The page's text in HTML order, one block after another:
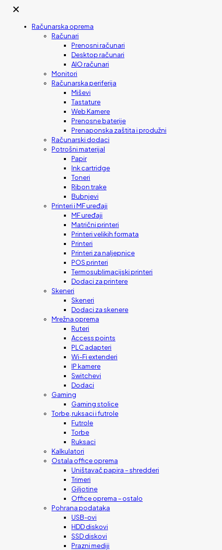
✕
Računarska oprema
Računari
Prenosni računari
Desktop računari
AIO računari
Monitori
Računarska periferija
Miševi
Tastature
Web Kamere
Prenosne baterije
Prenaponska zaštita i produžni
Računarski dodaci
Potrošni materijal
Papir
Ink cartridge
Toneri
Ribon trake
Bubnjevi
Printeri i MF uređaji
MF uređaji
Matrični printeri
Printeri velikih formata
Printeri
Printeri za naljepnice
POS printeri
Termosublimacijski printeri
Dodaci za printere
Skeneri
Skeneri
Dodaci za skenere
Mrežna oprema
Ruteri
Access points
PLC adapteri
Wi-Fi extenderi
IP kamere
Switchevi
Dodaci
Gaming
Gaming stolice
Torbe, ruksaci i futrole
Futrole
Torbe
Ruksaci
Kalkulatori
Ostala office oprema
Uništavač papira – shredderi
Trimeri
Giljotine
Office oprema – ostalo
Pohrana podataka
USB-ovi
HDD diskovi
SSD diskovi
Prazni mediji